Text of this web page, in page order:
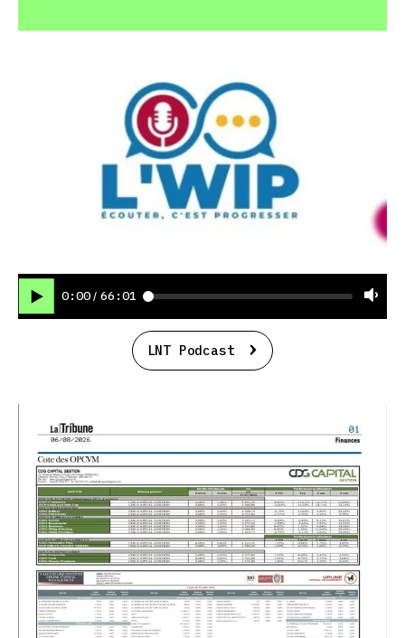
0:00 / 66:01
LNT Podcast